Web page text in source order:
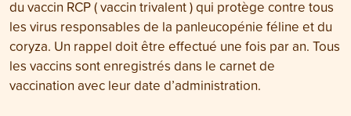
du vaccin RCP ( vaccin trivalent ) qui protège contre tous
les virus responsables de la panleucopénie féline et du
coryza. Un rappel doit être effectué une fois par an. Tous
les vaccins sont enregistrés dans le carnet de
vaccination avec leur date d’administration.